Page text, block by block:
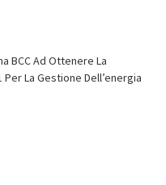
BCC Ad Ottenere La
La Gestione Dell’energia